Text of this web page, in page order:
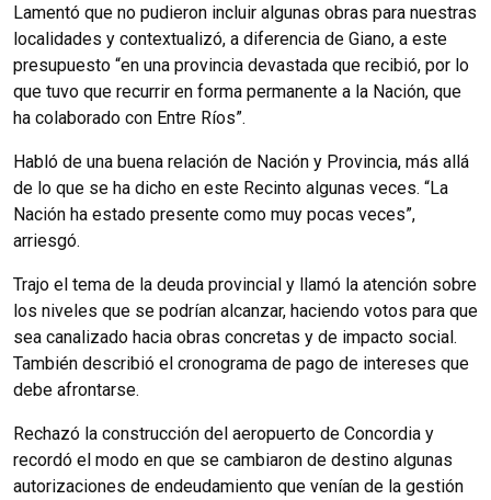
Lamentó que no pudieron incluir algunas obras para nuestras
localidades y contextualizó, a diferencia de Giano, a este
presupuesto “en una provincia devastada que recibió, por lo
que tuvo que recurrir en forma permanente a la Nación, que
ha colaborado con Entre Ríos”.
Habló de una buena relación de Nación y Provincia, más allá
de lo que se ha dicho en este Recinto algunas veces. “La
Nación ha estado presente como muy pocas veces”,
arriesgó.
Trajo el tema de la deuda provincial y llamó la atención sobre
los niveles que se podrían alcanzar, haciendo votos para que
sea canalizado hacia obras concretas y de impacto social.
También describió el cronograma de pago de intereses que
debe afrontarse.
Rechazó la construcción del aeropuerto de Concordia y
recordó el modo en que se cambiaron de destino algunas
autorizaciones de endeudamiento que venían de la gestión